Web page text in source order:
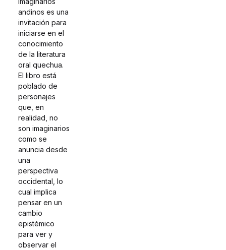
andinos es una
invitación para
iniciarse en el
conocimiento
de la literatura
oral quechua.
El libro está
poblado de
personajes
que, en
realidad, no
son imaginarios
como se
anuncia desde
una
perspectiva
occidental, lo
cual implica
pensar en un
cambio
epistémico
para ver y
observar el